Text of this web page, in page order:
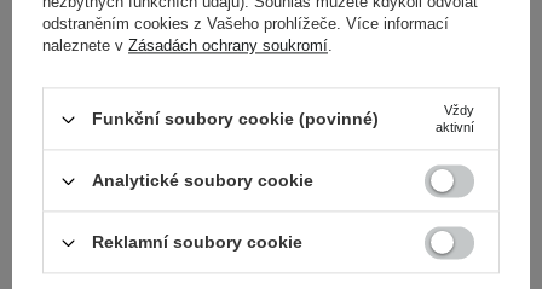
odstraněním cookies z Vašeho prohlížeče. Více informací
naleznete v Zásadách ochrany soukromí.
Funkční soubory cookie (povinné)
Vždy
aktivní
Analytické soubory cookie
Reklamní soubory cookie